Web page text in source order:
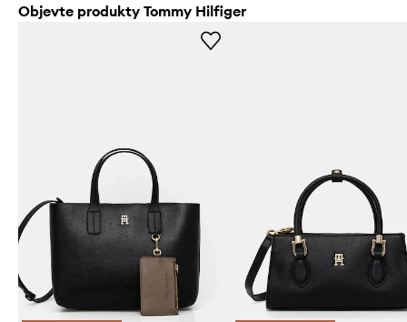
Objevte produkty Tommy Hilfiger